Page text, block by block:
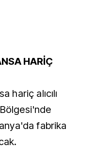
HARİÇ
hariç alıcılı
fabrika